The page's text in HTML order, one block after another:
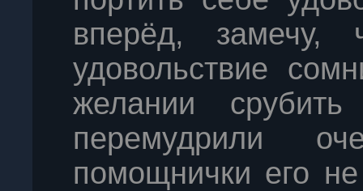
вперёд,
удовольствие
желании
перемудрили
помощнички его